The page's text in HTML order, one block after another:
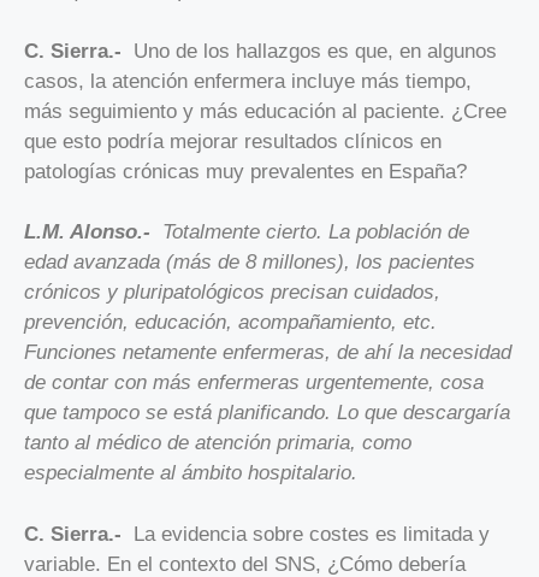
C. Sierra.- Uno de los hallazgos es que, en algunos
casos, la atención enfermera incluye más tiempo,
más seguimiento y más educación al paciente. ¿Cree
que esto podría mejorar resultados clínicos en
patologías crónicas muy prevalentes en España?
L.M. Alonso.- Totalmente cierto. La población de
edad avanzada (más de 8 millones), los pacientes
crónicos y pluripatológicos precisan cuidados,
prevención, educación, acompañamiento, etc.
Funciones netamente enfermeras, de ahí la necesidad
de contar con más enfermeras urgentemente, cosa
que tampoco se está planificando. Lo que descargaría
tanto al médico de atención primaria, como
especialmente al ámbito hospitalario.
C. Sierra.- La evidencia sobre costes es limitada y
variable. En el contexto del SNS, ¿Cómo debería